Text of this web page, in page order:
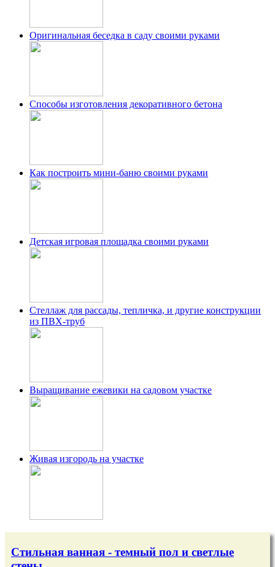
Оригинальная беседка в саду своими руками
Способы изготовления декоративного бетона
Как построить мини-баню своими руками
Детская игровая площадка своими руками
Стеллаж для рассады, тепличка, и другие конструкции
из ПВХ-труб
Выращивание ежевики на садовом участке
Живая изгородь на участке
Стильная ванная - темный пол и светлые